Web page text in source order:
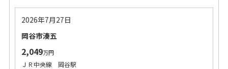
2026年7月27日
岡谷市湊五
2,049万円
ＪＲ中央線 岡谷駅